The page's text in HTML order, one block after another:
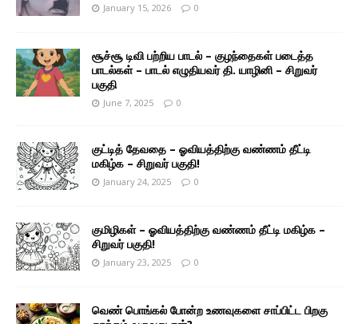
January 15, 2026 0
சூச்சூ டிவி பற்றிய பாடல் – குழந்தைகள் படைத்த
பாடல்கள் – பாடல் எழுதியவர் தி. யாழினி – சிறுவர்
பகுதி
June 7, 2025 0
குட்டித் தேவதை – ஓவியத்திற்கு வண்ணம் தீட்டி
மகிழ்க – சிறுவர் பகுதி!
January 24, 2025 0
குமிழிகள் – ஓவியத்திற்கு வண்ணம் தீட்டி மகிழ்க –
சிறுவர் பகுதி!
January 23, 2025 0
வெண் பொங்கல் போன்ற உணவுகளை சாப்பிட்ட பிறகு